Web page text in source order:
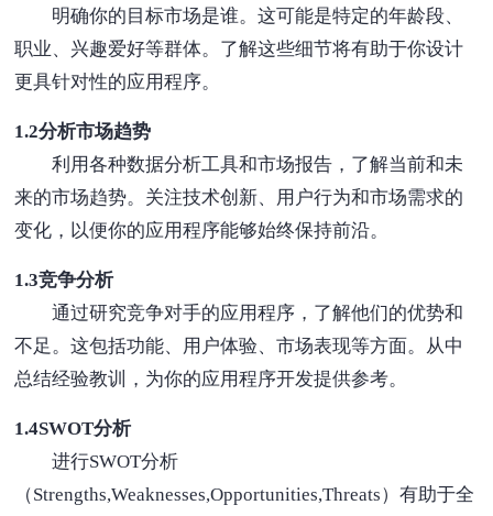
明确你的目标市场是谁。这可能是特定的年龄段、
职业、兴趣爱好等群体。了解这些细节将有助于你设计
更具针对性的应用程序。
1.2分析市场趋势
利用各种数据分析工具和市场报告，了解当前和未
来的市场趋势。关注技术创新、用户行为和市场需求的
变化，以便你的应用程序能够始终保持前沿。
1.3竞争分析
通过研究竞争对手的应用程序，了解他们的优势和
不足。这包括功能、用户体验、市场表现等方面。从中
总结经验教训，为你的应用程序开发提供参考。
1.4SWOT分析
进行SWOT分析
（Strengths,Weaknesses,Opportunities,Threats）有助于全